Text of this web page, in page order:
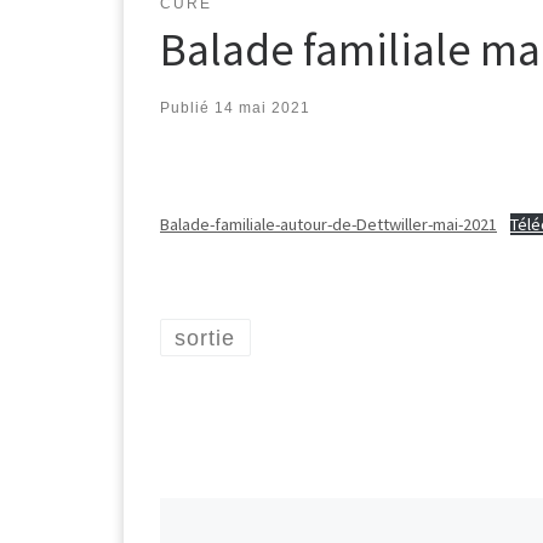
CURÉ
Balade familiale
Publié 14 mai 2021
Balade-familiale-autour-de-Dettwiller-mai-2021
sortie